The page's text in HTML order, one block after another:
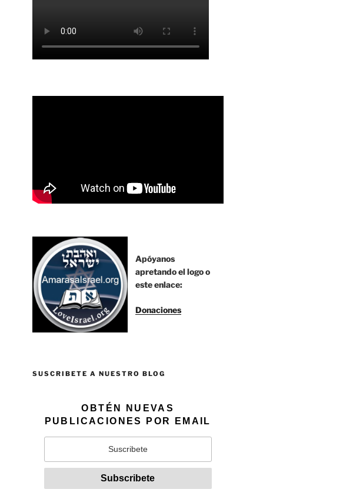
Apóyanos
apretando el logo o
este enlace:
Donaciones
SUSCRIBETE A NUESTRO BLOG
OBTÉN NUEVAS
PUBLICACIONES POR EMAIL